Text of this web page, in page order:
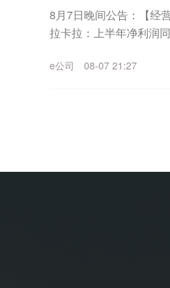
8月7日晚间公告：【经
拉卡拉：上半年净利润
e公司 08-07 21:27